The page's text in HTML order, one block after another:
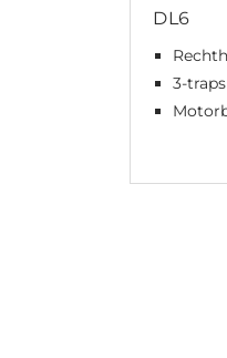
DL6
3-traps